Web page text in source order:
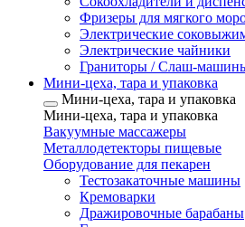
Фризеры для мягкого
Электрические
Электрические чайники
Граниторы / Слаш-
Мини-цеха, тара и упаковка
Мини-цеха, тара и упаковка
Мини-цеха, тара и упаковка
Вакуумные массажеры
Металлодетекторы пищевые
Оборудование для пекарен
Тестозакаточные машины
Кремоварки
Дражировочные барабаны